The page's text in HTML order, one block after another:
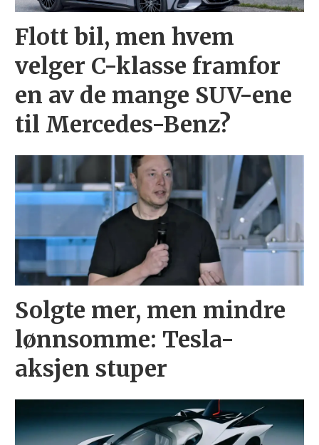
Flott bil, men hvem
velger C-klasse framfor
en av de mange SUV-ene
til Mercedes-Benz?
Solgte mer, men mindre
lønnsomme: Tesla-
aksjen stuper